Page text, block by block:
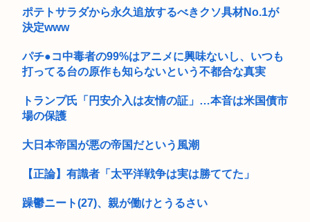
ポテトサラダから永久追放するべきクソ具材No.1が
決定www
パチ●コ中毒者の99%はアニメに興味ないし、いつも
打ってる台の原作も知らないという不都合な真実
トランプ氏「円安介入は友情の証」…本音は米国債市
場の保護
大日本帝国が悪の帝国だという風潮
【正論】有識者「太平洋戦争は実は勝ててた」
躁鬱ニート(27)、親が働けとうるさい